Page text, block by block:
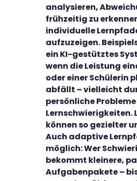
analysieren,
frühzeitig zu
individuelle
aufzuzeigen.
ein KI-gestütztes
wenn die Leistung
oder einer Schülerin
abfällt – vielleicht
persönliche
Lernschwierigkeiten.
können so gezielter
Auch adaptive
möglich: Wer
bekommt kleinere,
Aufgabenpakete –